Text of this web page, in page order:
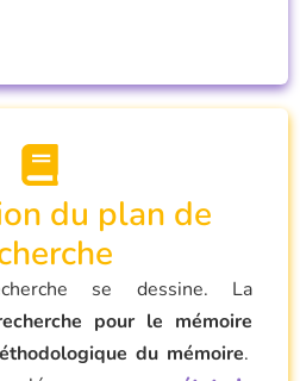
du plan de
se dessine. La
pour le mémoire
du mémoire.